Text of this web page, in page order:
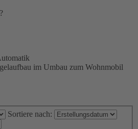
im Umbau zum Wohnmobil
Sortiere nach: